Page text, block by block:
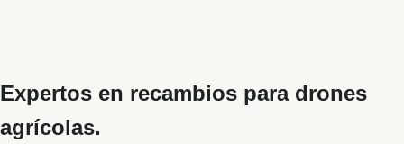
Expertos en recambios para drones
agrícolas.